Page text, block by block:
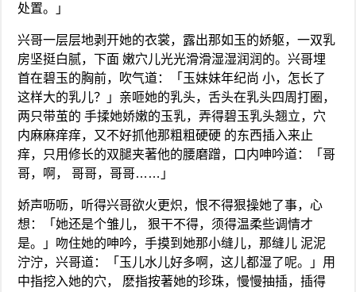
处置。」
兴哥一层层地剥开她的衣裳，露出那如玉的娇躯，一双乳
房坚挺白腻，下面 嫩穴儿光光滑滑湿湿润润的。兴哥埋
首在碧玉的胸前，吹气道：「玉妹妹年纪尚 小，怎长了
这样大的乳儿？」亲咂她的乳头，舌头在乳头四周打圈，
两只带茧的 手揉她娇嫩的玉乳，弄得碧玉乳头翘立，穴
内麻麻痒痒，又不好抓他那粗粗硬硬 的东西插入来止
痒，只用修长的双腿夹著他的腰磨蹭，口内呻吟道：「哥
哥，啊， 哥哥，哥哥……」
娇声呖呖，听得兴哥欲火更炽，恨不得狠操她了事，心
想：「她还是个雏儿， 狠干不得，须得温柔些调情才
是。」吻住她的呻吟，手摸到她那小缝儿，那缝儿 泥泥
泞泞，兴哥道：「玉儿水儿好多啊，这儿都湿了呢。」用
中指挖入她的穴， 麽指按著她的珍珠，慢慢抽插，插得